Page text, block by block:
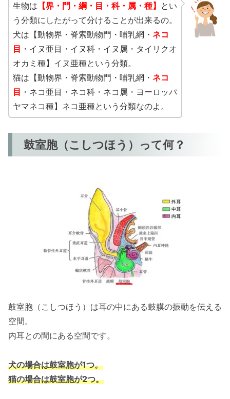
生物は 【界・門・綱・目・科・属・種】 とい
う分類にしたがって分けることが出来るの。
犬は【動物界・脊索動物門・哺乳網・ ネコ
目 ・イヌ亜目・イヌ科・イヌ属・タイリクオ
オカミ種】イヌ亜種という分類。
猫は【動物界・脊索動物門・哺乳網・ ネコ
目 ・ネコ亜目・ネコ科・ネコ属・ヨーロッパ
ヤマネコ種】ネコ亜種という分類なのよ。
鼓室胞（こしつほう）って何？
鼓室胞（こしつほう）は耳の中にある鼓膜の振動を伝える
空間。
内耳との間にある空間です。
犬の場合は鼓室胞が1つ。
猫の場合は鼓室胞が2つ。